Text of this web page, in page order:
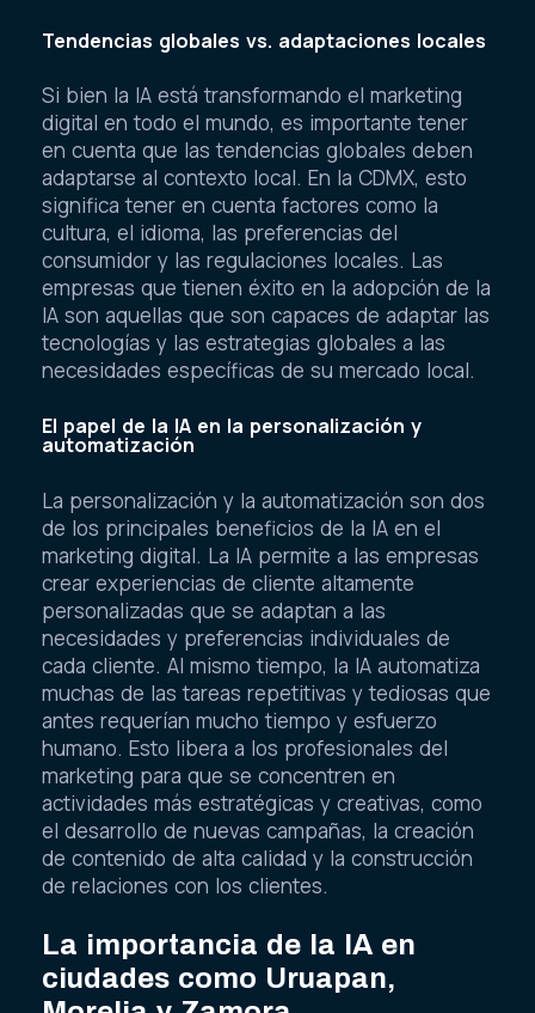
Tendencias globales vs. adaptaciones locales
Si bien la IA está transformando el marketing
digital en todo el mundo, es importante tener
en cuenta que las tendencias globales deben
adaptarse al contexto local. En la CDMX, esto
significa tener en cuenta factores como la
cultura, el idioma, las preferencias del
consumidor y las regulaciones locales. Las
empresas que tienen éxito en la adopción de la
IA son aquellas que son capaces de adaptar las
tecnologías y las estrategias globales a las
necesidades específicas de su mercado local.
El papel de la IA en la personalización y
automatización
La personalización y la automatización son dos
de los principales beneficios de la IA en el
marketing digital. La IA permite a las empresas
crear experiencias de cliente altamente
personalizadas que se adaptan a las
necesidades y preferencias individuales de
cada cliente. Al mismo tiempo, la IA automatiza
muchas de las tareas repetitivas y tediosas que
antes requerían mucho tiempo y esfuerzo
humano. Esto libera a los profesionales del
marketing para que se concentren en
actividades más estratégicas y creativas, como
el desarrollo de nuevas campañas, la creación
de contenido de alta calidad y la construcción
de relaciones con los clientes.
La importancia de la IA en
ciudades como Uruapan,